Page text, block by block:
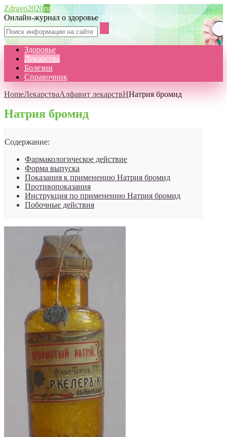
Zdravo2020ru
Онлайн-журнал о здоровье
Здоровье
Лекарства
Болезни
Справочник
HomeЛекарстваАлфавит лекарствННатрия бромид
Натрия бромид
Содержание:
Фармакологическое действие
Форма выпуска
Показания к применению Натрия бромид
Противопоказания
Инструкция по применению Натрия бромид
Побочные действия